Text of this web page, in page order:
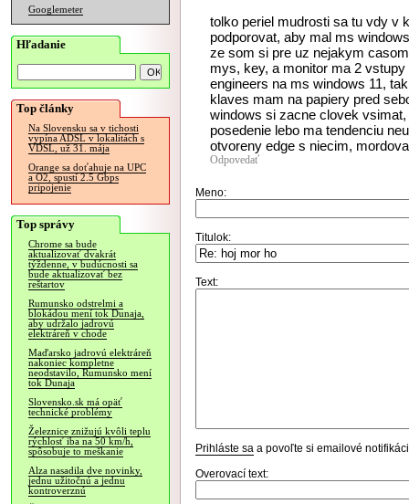
Googlemeter
Hľadanie
Top články
Na Slovensku sa v tichosti
vypína ADSL v lokalitách s
VDSL, už 31. mája
Orange sa doťahuje na UPC
a O2, spustí 2.5 Gbps
pripojenie
Top správy
Chrome sa bude
aktualizovať dvakrát
týždenne, v budúcnosti sa
bude aktualizovať bez
reštartov
Rumunsko odstrelmi a
blokádou mení tok Dunaja,
aby udržalo jadrovú
elektráreň v chode
Maďarsko jadrovú elektráreň
nakoniec kompletne
neodstavilo, Rumunsko mení
tok Dunaja
Slovensko.sk má opäť
technické problémy
Železnice znižujú kvôli teplu
rýchlosť iba na 50 km/h,
spôsobuje to meškanie
Alza nasadila dve novinky,
jednu užitočnú a jednu
kontroverznú
tolko periel mudrosti sa tu vdy v
podporovat, aby mal ms
ze som si pre uz nejakym
mys, key, a monitor ma 2
engineers na ms windows 11,
klaves mam na papiery pred
windows si zacne clovek
posedenie lebo ma tendenciu
otvoreny edge s niecim,
Odpovedať
Meno:
Titulok:
Text:
Prihláste sa a povoľte si emailové
Overovací text: